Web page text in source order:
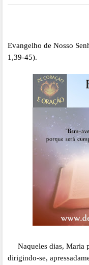
Evangelho de Nosso
1,39-45).
Naqueles dias, Maria
dirigindo-se,